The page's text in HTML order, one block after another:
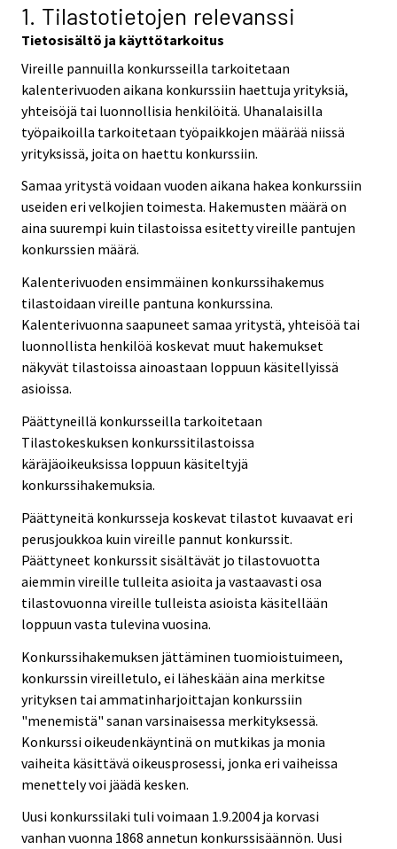
1. Tilastotietojen relevanssi
Tietosisältö ja käyttötarkoitus
Vireille pannuilla konkursseilla tarkoitetaan
kalenterivuoden aikana konkurssiin haettuja yrityksiä,
yhteisöjä tai luonnollisia henkilöitä. Uhanalaisilla
työpaikoilla tarkoitetaan työpaikkojen määrää niissä
yrityksissä, joita on haettu konkurssiin.
Samaa yritystä voidaan vuoden aikana hakea konkurssiin
useiden eri velkojien toimesta. Hakemusten määrä on
aina suurempi kuin tilastoissa esitetty vireille pantujen
konkurssien määrä.
Kalenterivuoden ensimmäinen konkurssihakemus
tilastoidaan vireille pantuna konkurssina.
Kalenterivuonna saapuneet samaa yritystä, yhteisöä tai
luonnollista henkilöä koskevat muut hakemukset
näkyvät tilastoissa ainoastaan loppuun käsitellyissä
asioissa.
Päättyneillä konkursseilla tarkoitetaan
Tilastokeskuksen konkurssitilastoissa
käräjäoikeuksissa loppuun käsiteltyjä
konkurssihakemuksia.
Päättyneitä konkursseja koskevat tilastot kuvaavat eri
perusjoukkoa kuin vireille pannut konkurssit.
Päättyneet konkurssit sisältävät jo tilastovuotta
aiemmin vireille tulleita asioita ja vastaavasti osa
tilastovuonna vireille tulleista asioista käsitellään
loppuun vasta tulevina vuosina.
Konkurssihakemuksen jättäminen tuomioistuimeen,
konkurssin vireilletulo, ei läheskään aina merkitse
yrityksen tai ammatinharjoittajan konkurssiin
"menemistä" sanan varsinaisessa merkityksessä.
Konkurssi oikeudenkäyntinä on mutkikas ja monia
vaiheita käsittävä oikeusprosessi, jonka eri vaiheissa
menettely voi jäädä kesken.
Uusi konkurssilaki tuli voimaan 1.9.2004 ja korvasi
vanhan vuonna 1868 annetun konkurssisäännön. Uusi